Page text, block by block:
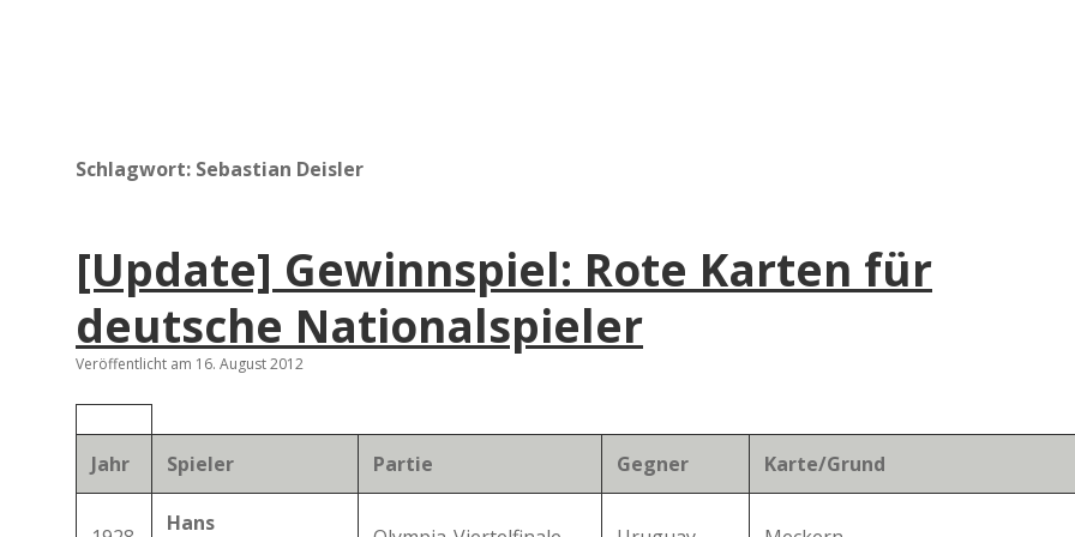
a
d
e
Schlagwort: Sebastian Deisler
[Update] Gewinnspiel: Rote Karten für
deutsche Nationalspieler
Veröffentlicht am 16. August 2012
Jahr Spieler Partie Gegner Karte/Grund
Hans